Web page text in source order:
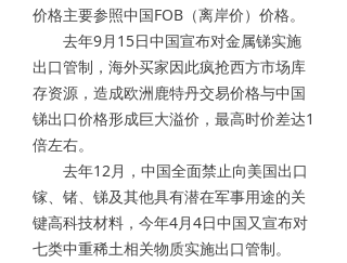
价格主要参照中国FOB（离岸价）价格。
去年9月15日中国宣布对金属锑实施
出口管制，海外买家因此疯抢西方市场库
存资源，造成欧洲鹿特丹交易价格与中国
锑出口价格形成巨大溢价，最高时价差达1
倍左右。
去年12月，中国全面禁止向美国出口
镓、锗、锑及其他具有潜在军事用途的关
键高科技材料，今年4月4日中国又宣布对
七类中重稀土相关物质实施出口管制。